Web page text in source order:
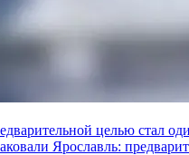
целью стал
Ярославль: